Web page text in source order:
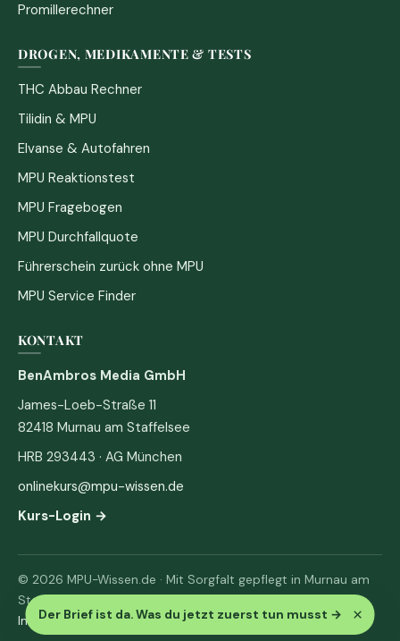
Der Brief ist da. Was du jetzt zuerst tun musst → ×
Promillerechner
DROGEN, MEDIKAMENTE & TESTS
THC Abbau Rechner
Tilidin & MPU
Elvanse & Autofahren
MPU Reaktionstest
MPU Fragebogen
MPU Durchfallquote
Führerschein zurück ohne MPU
MPU Service Finder
KONTAKT
BenAmbros Media GmbH
James-Loeb-Straße 11
82418 Murnau am Staffelsee
HRB 293443 · AG München
onlinekurs@mpu-wissen.de
Kurs-Login →
© 2026 MPU-Wissen.de · Mit Sorgfalt gepflegt in Murnau am
Staffelsee
Impressum· Datenschutz & AGB